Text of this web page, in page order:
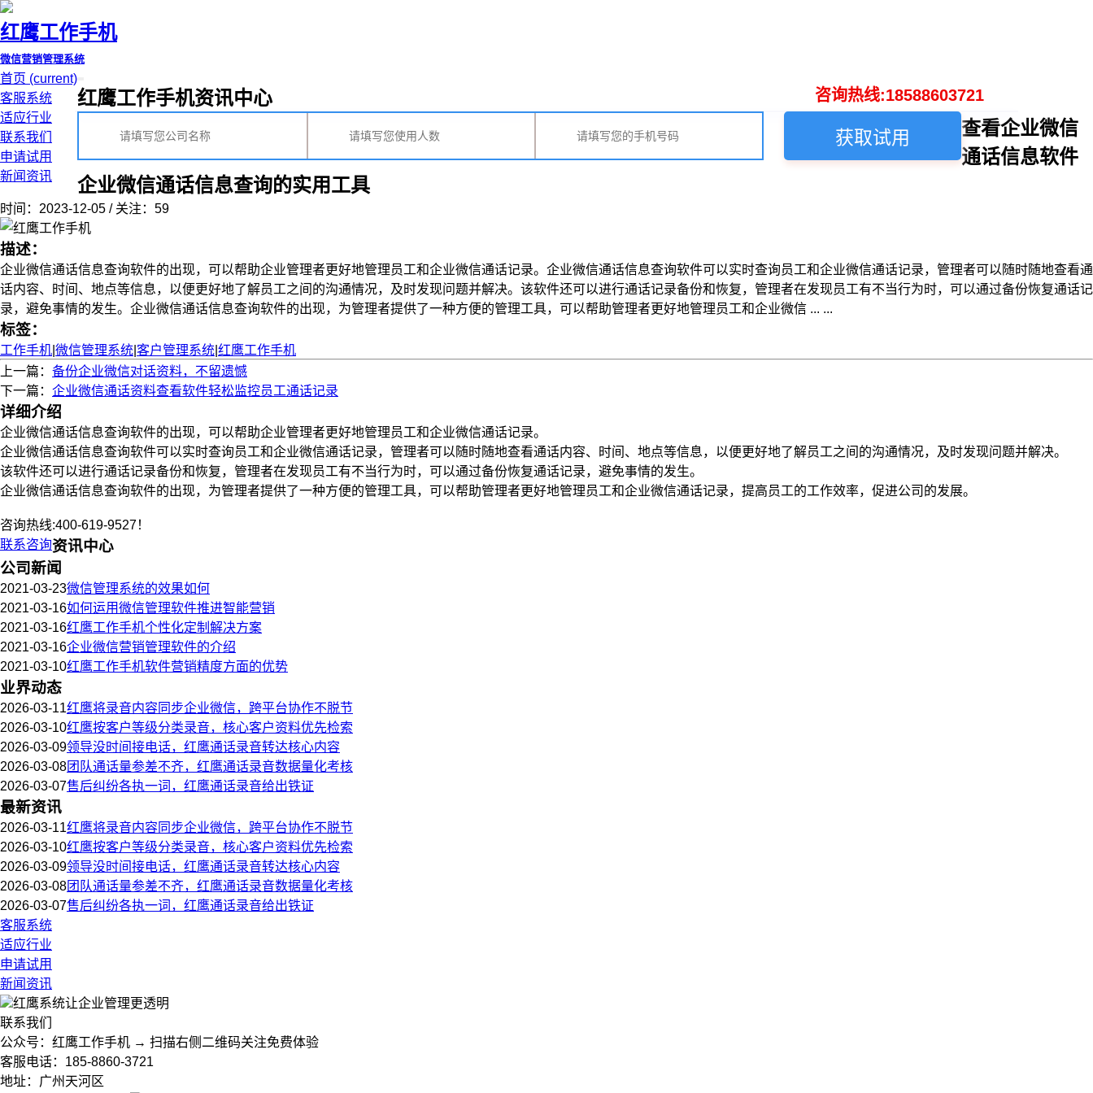
红鹰工作手机
微信营销管理系统
首页 (current)
客服系统
适应行业
联系我们
申请试用
新闻资讯
咨询热线:18588603721
红鹰工作手机资讯中心
获取试用
查看企业微信
通话信息软件
企业微信通话信息查询的实用工具
时间：2023-12-05 / 关注：59
描述：
企业微信通话信息查询软件的出现，可以帮助企业管理者更好地管理员工和企业微信通话记录。企业微信通话信息查询软件可以实时查询员工和企业微信通话记录，管理者可以随时随地查看通
话内容、时间、地点等信息，以便更好地了解员工之间的沟通情况，及时发现问题并解决。该软件还可以进行通话记录备份和恢复，管理者在发现员工有不当行为时，可以通过备份恢复通话记
录，避免事情的发生。企业微信通话信息查询软件的出现，为管理者提供了一种方便的管理工具，可以帮助管理者更好地管理员工和企业微信 ... ...
标签：
工作手机 微信管理系统 客户管理系统 红鹰工作手机
上一篇： 备份企业微信对话资料，不留遗憾
下一篇： 企业微信通话资料查看软件轻松监控员工通话记录
详细介绍
企业微信通话信息查询软件的出现，可以帮助企业管理者更好地管理员工和企业微信通话记录。
企业微信通话信息查询软件可以实时查询员工和企业微信通话记录，管理者可以随时随地查看通话内容、时间、地点等信息，以便更好地了解员工之间的沟通情况，及时发现问题并解决。
该软件还可以进行通话记录备份和恢复，管理者在发现员工有不当行为时，可以通过备份恢复通话记录，避免事情的发生。
企业微信通话信息查询软件的出现，为管理者提供了一种方便的管理工具，可以帮助管理者更好地管理员工和企业微信通话记录，提高员工的工作效率，促进公司的发展。
咨询热线:400-619-9527！
联系咨询资讯中心
公司新闻
2021-03-23微信管理系统的效果如何
2021-03-16如何运用微信管理软件推进智能营销
2021-03-16红鹰工作手机个性化定制解决方案
2021-03-16企业微信营销管理软件的介绍
2021-03-10红鹰工作手机软件营销精度方面的优势
业界动态
2026-03-11红鹰将录音内容同步企业微信，跨平台协作不脱节
2026-03-10红鹰按客户等级分类录音，核心客户资料优先检索
2026-03-09领导没时间接电话，红鹰通话录音转达核心内容
2026-03-08团队通话量参差不齐，红鹰通话录音数据量化考核
2026-03-07售后纠纷各执一词，红鹰通话录音给出铁证
最新资讯
2026-03-11红鹰将录音内容同步企业微信，跨平台协作不脱节
2026-03-10红鹰按客户等级分类录音，核心客户资料优先检索
2026-03-09领导没时间接电话，红鹰通话录音转达核心内容
2026-03-08团队通话量参差不齐，红鹰通话录音数据量化考核
2026-03-07售后纠纷各执一词，红鹰通话录音给出铁证
客服系统
适应行业
申请试用
新闻资讯
红鹰系统让企业管理更透明
联系我们
公众号：红鹰工作手机 → 扫描右侧二维码关注免费体验
客服电话：185-8860-3721
地址：广州天河区